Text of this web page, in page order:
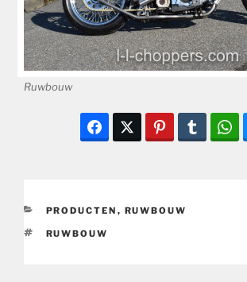
Ruwbouw
CATEGORIEËN
PRODUCTEN , RUWBOUW
TAGS
RUWBOUW